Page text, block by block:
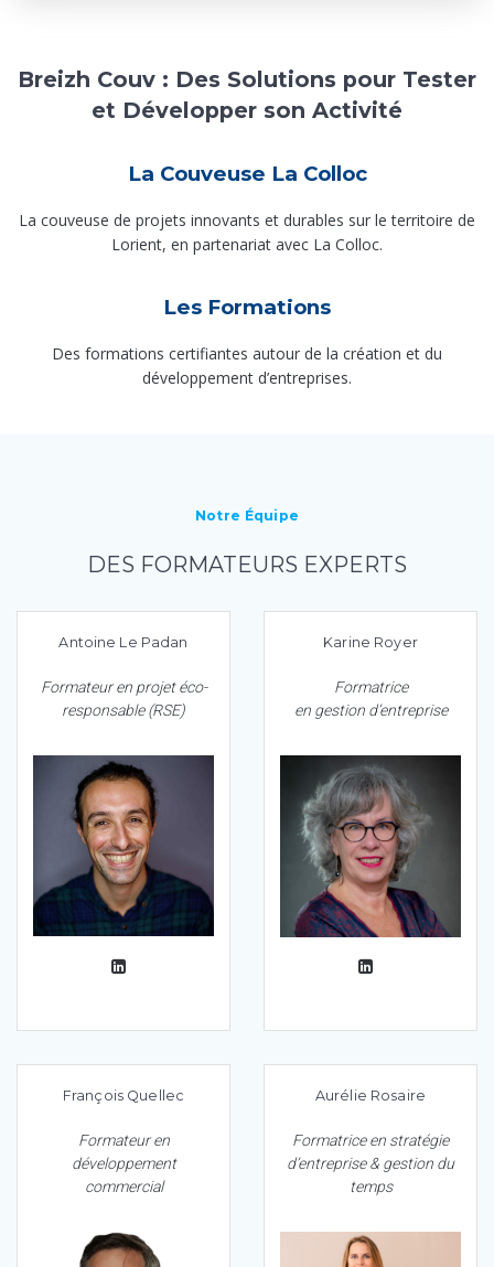
Breizh Couv : Des Solutions pour Tester
et Développer son Activité
La Couveuse La Colloc
La couveuse de projets innovants et durables sur le territoire de
Lorient, en partenariat avec La Colloc.
Les Formations
Des formations certifiantes autour de la création et du
développement d’entreprises.
Notre Équipe
DES FORMATEURS EXPERTS
Antoine Le Padan
Formate ur en projet éco-
responsable (RSE)
Karine Royer
Formatrice
en gestion d’entreprise
François Quellec
Formateur en
développement
commercial
Aurélie Rosaire
Formatrice en stratégie
d’entreprise & gestion du
temps